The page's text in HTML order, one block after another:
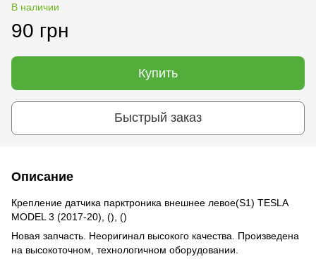
В наличии
90 грн
Купить
Быстрый заказ
Описание
Крепление датчика парктроника внешнее левое(S1) TESLA
MODEL 3 (2017-20), (), ()
Новая запчасть. Неоригинал высокого качества. Произведена
на высокоточном, технологичном оборудовании.